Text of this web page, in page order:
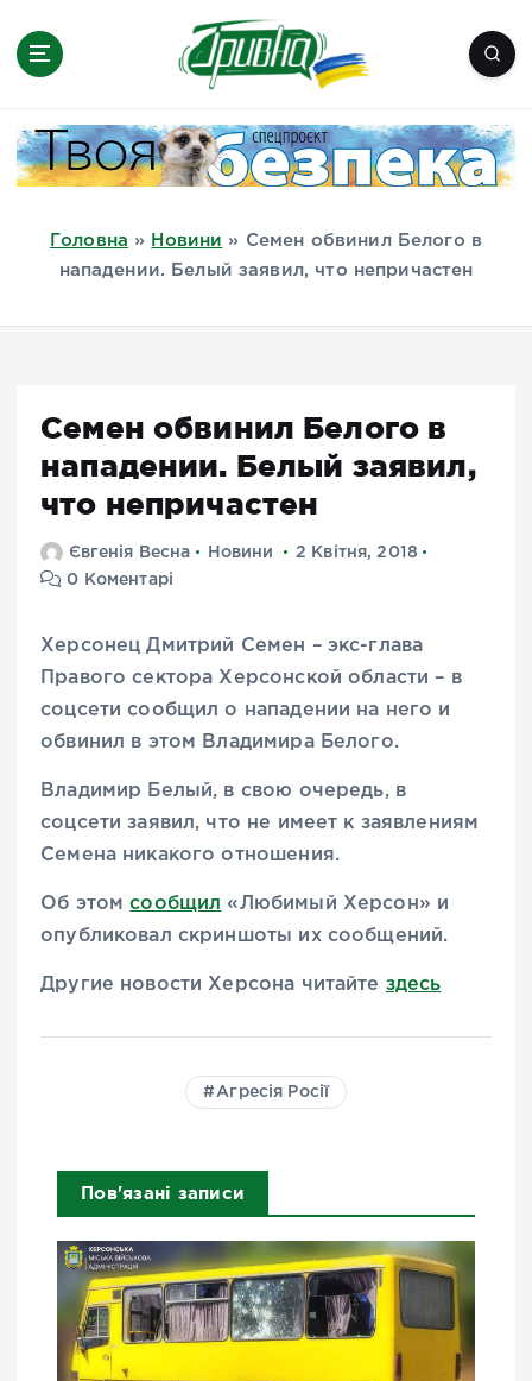
Миколаїв, Одеса, Мелітополь
Головна » Новини » Семен обвинил Белого в
нападении. Белый заявил, что непричастен
Семен обвинил Белого в
нападении. Белый заявил,
что непричастен
Євгенія Весна Новини
2 Квітня, 2018
0 Коментарі
Херсонец Дмитрий Семен – экс-глава
Правого сектора Херсонской области – в
соцсети сообщил о нападении на него и
обвинил в этом Владимира Белого.
Владимир Белый, в свою очередь, в
соцсети заявил, что не имеет к заявлениям
Семена никакого отношения.
Об этомсообщил «Любимый Херсон» и
опубликовал скриншоты их сообщений.
Другие новости Херсона читайте здесь
Агресія Росії
Пов'язані записи